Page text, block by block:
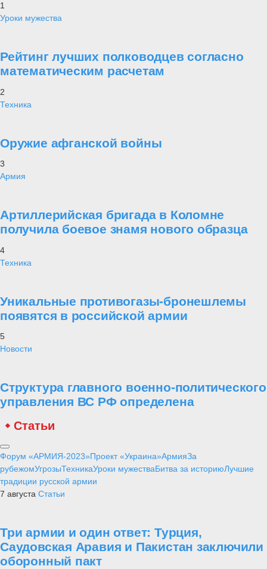
1
Уроки мужества
Рейтинг лучших полководцев согласно
математическим расчетам
2
Техника
Оружие афганской войны
3
Армия
Артиллерийская бригада в Коломне
получила боевое знамя нового образца
4
Техника
Уникальные противогазы-бронешлемы
появятся в российской армии
5
Новости
Структура главного военно-политического
управления ВС РФ определена
Статьи
Форум «АРМИЯ-2023»Проект «Украина»АрмияЗа
рубежомУгрозыТехникаУроки мужестваБитва за историюЛучшие
традиции русской армии
7 августа Статьи
Три армии и один ответ: Турция,
Саудовская Аравия и Пакистан заключили
оборонный пакт